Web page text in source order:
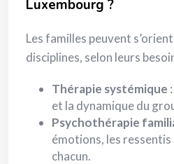
Luxembourg ?
Les familles peuvent
disciplines, selon leurs
Thérapie systémique
et la dynamique du
Psychothérapie
émotions, les ressentis
chacun.